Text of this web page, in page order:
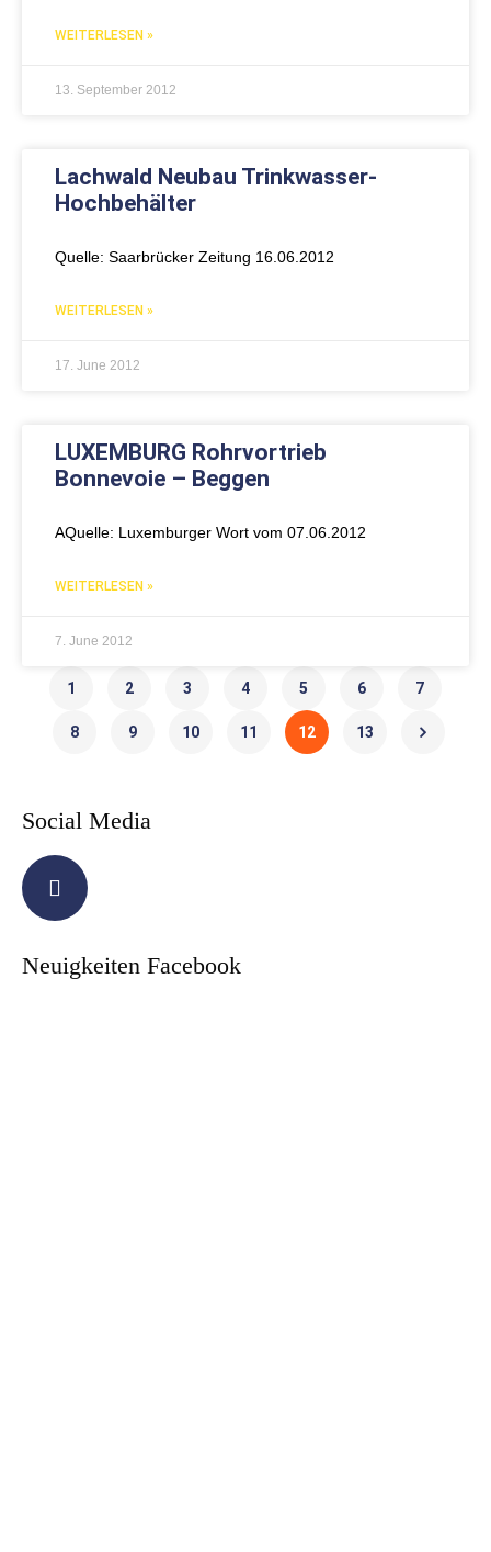
WEITERLESEN »
13. September 2012
Lachwald Neubau Trinkwasser-
Hochbehälter
Quelle: Saarbrücker Zeitung 16.06.2012
WEITERLESEN »
17. June 2012
LUXEMBURG Rohrvortrieb
Bonnevoie – Beggen
AQuelle: Luxemburger Wort vom 07.06.2012
WEITERLESEN »
7. June 2012
1 2 3 4 5 6 7
8 9 10 11 12 13
Social Media
Neuigkeiten Facebook